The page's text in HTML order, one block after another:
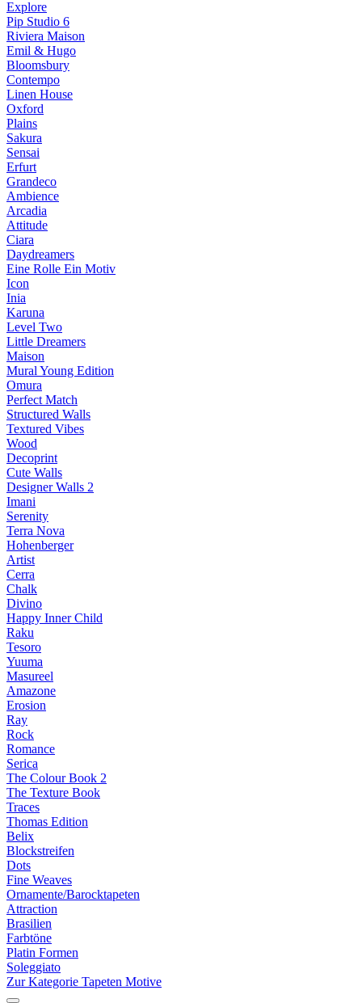
Explore
Pip Studio 6
Riviera Maison
Emil & Hugo
Bloomsbury
Contempo
Linen House
Oxford
Plains
Sakura
Sensai
Erfurt
Grandeco
Ambience
Arcadia
Attitude
Ciara
Daydreamers
Eine Rolle Ein Motiv
Icon
Inia
Karuna
Level Two
Little Dreamers
Maison
Mural Young Edition
Omura
Perfect Match
Structured Walls
Textured Vibes
Wood
Decoprint
Cute Walls
Designer Walls 2
Imani
Serenity
Terra Nova
Hohenberger
Artist
Cerra
Chalk
Divino
Happy Inner Child
Raku
Tesoro
Yuuma
Masureel
Amazone
Erosion
Ray
Rock
Romance
Serica
The Colour Book 2
The Texture Book
Traces
Thomas Edition
Belix
Blockstreifen
Dots
Fine Weaves
Ornamente/Barocktapeten
Attraction
Brasilien
Farbtöne
Platin Formen
Soleggiato
Zur Kategorie Tapeten Motive